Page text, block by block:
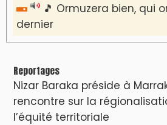
🎵 Ormuzera bien, qui
dernier
Reportages
Nizar Baraka préside à
rencontre sur la
l’équité territoriale